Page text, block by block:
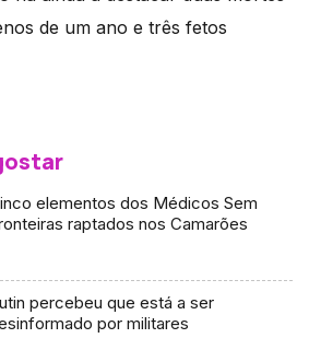
de um ano e três fetos
elementos dos Médicos Sem
raptados nos Camarões
percebeu que está a ser
por militares